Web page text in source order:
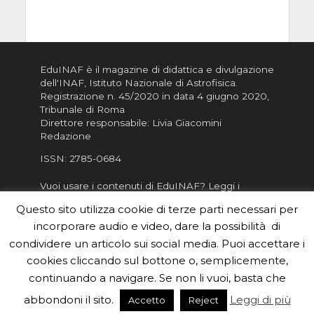
EduINAF è il magazine di didattica e divulgazione
dell'INAF, Istituto Nazionale di Astrofisica
Registrazione n. 45/2020 in data 4 giugno 2020,
Tribunale di Roma
Direttore responsabile: Livia Giacomini
Redazione
ISSN: 2785-0684
Vuoi usare i contenuti di EduINAF? Leggi i
Informativa sulla Privacy
Informatva sui Cookie
Per la rubrica de l'Astronomo risponde, per
inviarci le tue foto o i tuoi contributi, scrivici a
redazione.edu [chiocciola] inaf.it oppure
il form
Questo sito utilizza cookie di terze parti necessari per
incorporare audio e video, dare la possibilità di
condividere un articolo sui social media. Puoi accettare i
cookies cliccando sul bottone o, semplicemente,
continuando a navigare. Se non li vuoi, basta che
abbondoni il sito.
Accetto Reject Leggi di più